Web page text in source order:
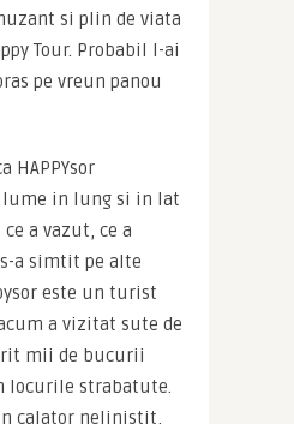
si plin de viata
Tour. Probabil l-ai
pe vreun panou
HAPPYsor
in lung si in lat
a vazut, ce a
a simtit pe alte
este un turist
a vizitat sute de
mii de bucurii
locurile strabatute.
calator nelinistit,